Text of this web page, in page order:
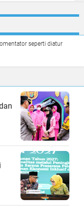
seperti diatur